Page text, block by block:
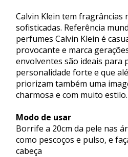
Calvin Klein tem fragrâncias
sofisticadas. Referência
perfumes Calvin Klein é
provocante e marca
envolventes são ideais para
personalidade forte e que
priorizam também uma
charmosa e com muito estilo.
Modo de usar
Borrife a 20cm da pele nas
como pescoços e pulso, e
cabeça